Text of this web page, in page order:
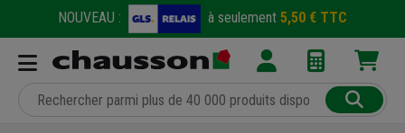
NOUVEAU : à seulement 5,50 € TTC